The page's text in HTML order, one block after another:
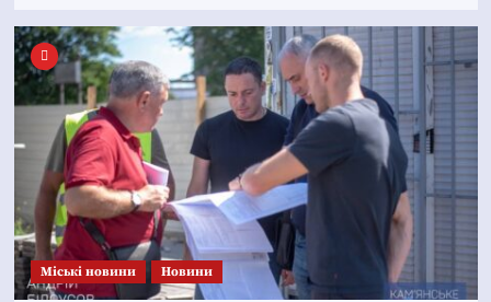
Mіські новини Новини